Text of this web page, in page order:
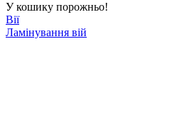
У кошику порожньо!
Вії
Ламінування вій